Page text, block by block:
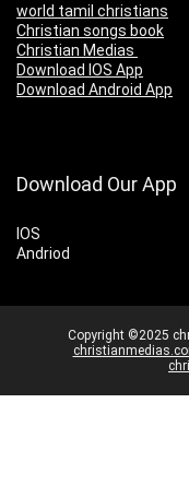
world tamil christians
Christian songs book
Christian Medias
Download IOS App
Download Android App
Download Our App
IOS
Andriod
Copyright ©2025